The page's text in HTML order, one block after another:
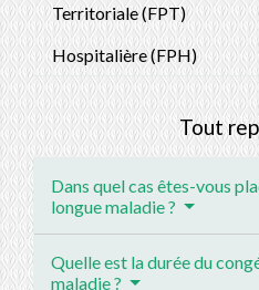
Territoriale (FPT)
Hospitalière (FPH)
Tout
Dans quel cas êtes-vous
longue maladie ?
Quelle est la durée du
maladie ?